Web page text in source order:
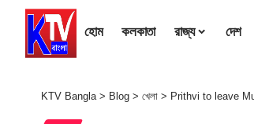
হোম কলকাতা রাজ্য দেশ
KTV Bangla> Blog > খেলা > Prithvi to leave